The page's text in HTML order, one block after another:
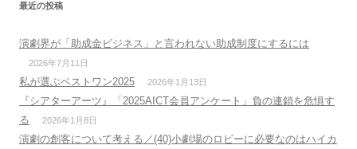
最近の投稿
演劇界が「助成金ビジネス」と言われない助成制度にするには
2026年7月11日
私が選ぶベストワン2025 2026年1月13日
『シアターアーツ』「2025AICT会員アンケート」負の連鎖を危惧す
る
2026年1月8日
演劇の創客について考える／(40)小劇場のロビーに必要なのはハイカ